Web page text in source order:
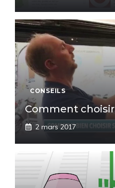
CONSEILS
Comment
2 mars 2017